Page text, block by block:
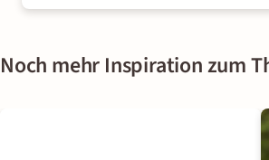
Noch mehr Inspiration zum